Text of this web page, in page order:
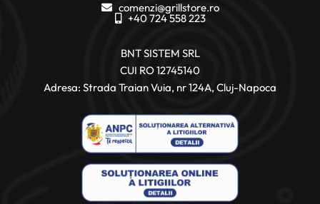
comenzi@grillstore.ro
+40 724 558 223
BNT SISTEM SRL
CUI RO 12745140
Adresa: Strada Traian Vuia, nr 124A, Cluj-Napoca